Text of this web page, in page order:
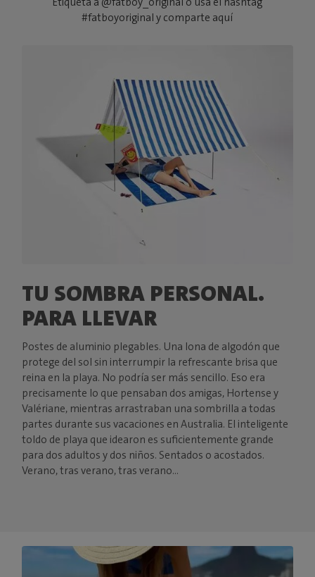
#fatboyoriginal y comparte aquí
TU SOMBRA PERSONAL.
PARA LLEVAR
Postes de aluminio plegables. Una lona de algodón que
protege del sol sin interrumpir la refrescante brisa que
reina en la playa. No podría ser más sencillo. Eso era
precisamente lo que pensaban dos amigas, Hortense y
Valériane, mientras arrastraban una sombrilla a todas
partes durante sus vacaciones en Australia. El inteligente
toldo de playa que idearon es suficientemente grande
para dos adultos y dos niños. Sentados o acostados.
Verano, tras verano, tras verano...